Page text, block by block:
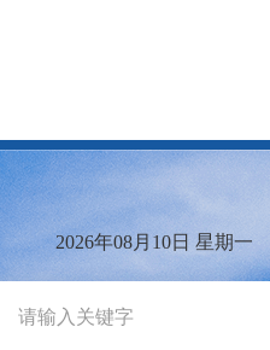
2026年08月10日 星期一